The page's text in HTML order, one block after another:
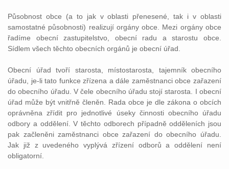
Působnost obce (a to jak v oblasti přenesené, tak i v oblasti
samostatné působnosti) realizují orgány obce. Mezi orgány obce
řadíme obecní zastupitelstvo, obecní radu a starostu obce.
Sídlem všech těchto obecních orgánů je obecní úřad.
Obecní úřad tvoří starosta, místostarosta, tajemník obecního
úřadu, je-li tato funkce zřízena a dále zaměstnanci obce zařazení
do obecního úřadu. V čele obecního úřadu stojí starosta. I obecní
úřad může být vnitřně členěn. Rada obce je dle zákona o obcích
oprávněna zřídit pro jednotlivé úseky činnosti obecního úřadu
odbory a oddělení. V těchto odborech případně odděleních jsou
pak začleněni zaměstnanci obce zařazení do obecního úřadu.
Jak již z uvedeného vyplývá zřízení odborů a oddělení není
obligatorní.